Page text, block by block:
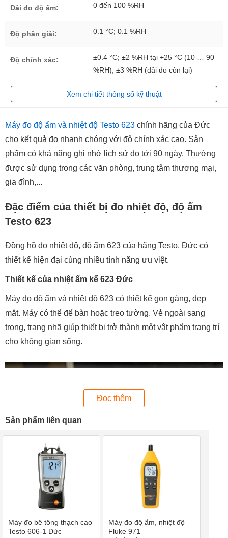
Dải đo độ ẩm: 0 đến 100 %RH
Độ phân giải: 0.1 °C; 0.1 %RH
Độ chính xác:
±0.4 °C; ±2 %RH tại +25 °C (10 … 90
%RH), ±3 %RH (dải đo còn lại)
Xem chi tiết thông số kỹ thuật
Máy đo độ ẩm và nhiệt độ Testo 623 chính hãng của Đức
cho kết quả đo nhanh chóng với độ chính xác cao. Sản
phẩm có khả năng ghi nhớ lịch sử đo tới 90 ngày. Thường
được sử dụng trong các văn phòng, trung tâm thương mại,
gia đình,...
Đặc điểm của thiết bị đo nhiệt độ, độ ẩm
Testo 623
Đồng hồ đo nhiệt độ, độ ẩm 623 của hãng Testo, Đức có
thiết kế hiện đại cùng nhiều tính năng ưu việt.
Thiết kế của nhiệt ẩm kế 623 Đức
Máy đo độ ẩm và nhiệt độ 623 có thiết kế gọn gàng, đẹp
mắt. Máy có thể để bàn hoặc treo tường. Vẻ ngoài sang
trọng, trang nhã giúp thiết bị trở thành một vật phẩm trang trí
cho không gian sống.
Testo 623 có thiết kế nhỏ gọn, hiện đại
Màn hình LCD lớn và rõ nét. Màn hình hiển thị đồng thời các
Đọc thêm
Sản phẩm liên quan
Máy đo bê tông thạch cao
Testo 606-1 Đức
Máy đo độ ẩm, nhiệt độ
Fluke 971